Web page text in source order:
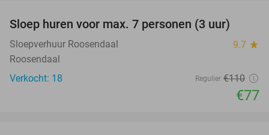
Sloep huren voor max. 7 personen (3 uur)
Sloepverhuur Roosendaal 9.7 star
Roosendaal
Verkocht: 18
Regulier €110
€77